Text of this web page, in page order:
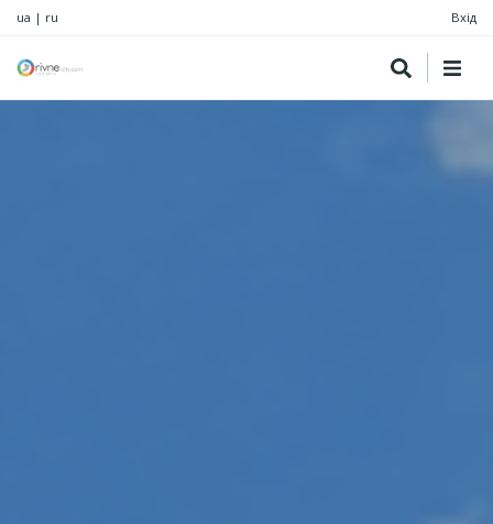
ua | ru Вхід